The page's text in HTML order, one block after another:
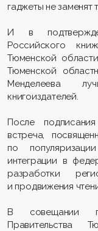
гаджеты не заменят
И в
Российского
Тюменской
Тюменской
Менделеева
книгоиздателей.
После
встреча,
по
интеграции в
разработки
и продвижения
В совещании
Правительства